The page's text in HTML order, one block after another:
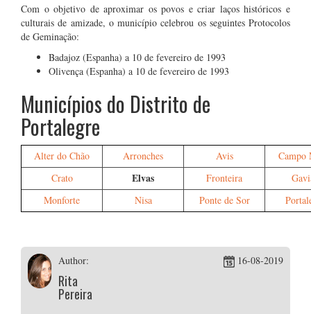
Com o objetivo de aproximar os povos e criar laços históricos e
culturais de amizade, o município celebrou os seguintes Protocolos
de Geminação:
Badajoz (Espanha) a 10 de fevereiro de 1993
Olivença (Espanha) a 10 de fevereiro de 1993
Municípios do Distrito de
Portalegre
Alter do Chão Arronches Avis
Campo
Crato
Elvas Fronteira
Monforte
Nisa Ponte de Sor
Author:
Rita
Pereira
16-08-2019